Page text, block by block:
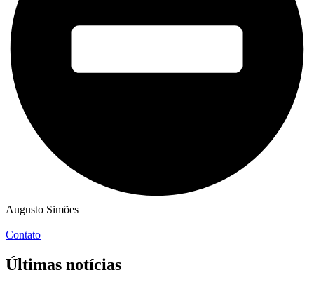
Augusto Simões
Contato
Últimas notícias